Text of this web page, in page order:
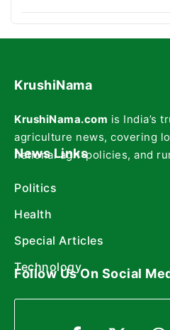
KrushiNama
KrushiNama.com is India’s
agriculture news, covering
national agri-policies, and
News Links
Politics
Health
Special Articles
Technology
Follow Us On Social